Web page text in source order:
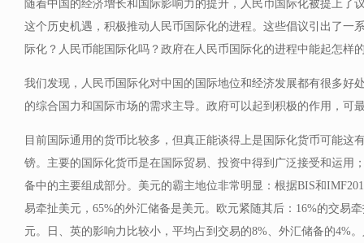
随着中国的经济增长和国际影响力的提升，人民币国际化被提上了
这个历史机遇，积极推动人民币国际化的进程。这些倡议引出了一
际化？人民币能国际化吗？政府在人民币国际化的进程中能起怎样
我们发现，人民币国际化对中国的国际地位和经济发展都有很多好
的综合国力和国际市场的需求主导。政府可以起到积极的作用，可
目前国际通用的货币比较多，但真正能谈得上是国际化货币可能这
镑。主要的国际化货币是在国际贸易、投资中得到广泛接受和运用
备中的主要组成部分。美元的霸主地位非常明显：根据BIS和
易牵扯美元，65%的外汇储备是美元。欧元紧随其后：16%的交易
元。日、英的影响力比较小，平均占到交易的8%、外汇储备的4%